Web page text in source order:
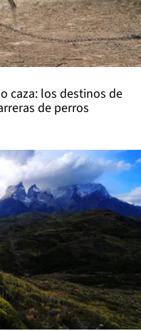
caza: los destinos de
de perros